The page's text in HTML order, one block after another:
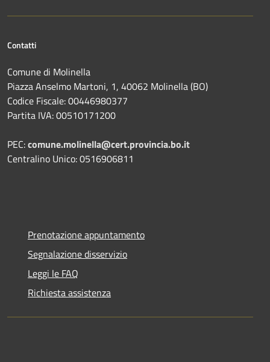
Contatti
Comune di Molinella
Piazza Anselmo Martoni, 1, 40062 Molinella (BO)
Codice Fiscale: 00446980377
Partita IVA: 00510171200
PEC:comune.molinella@cert.provincia.bo.it
Centralino Unico: 0516906811
Prenotazione appuntamento
Segnalazione disservizio
Leggi le FAQ
Richiesta assistenza